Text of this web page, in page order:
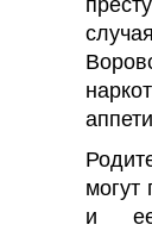
могут
и ее